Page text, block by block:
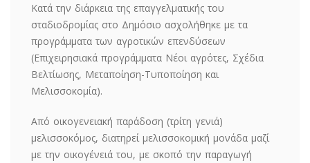
Κατά την διάρκεια της επαγγελματικής του
σταδιοδρομίας στο Δημόσιο ασχολήθηκε με τα
προγράμματα των αγροτικών επενδύσεων
(Επιχειρησιακά προγράμματα Νέοι αγρότες, Σχέδια
Βελτίωσης, Μεταποίηση-Τυποποίηση και
Μελισσοκομία).
Από οικογενειακή παράδοση (τρίτη γενιά)
μελισσοκόμος, διατηρεί μελισσοκομική μονάδα μαζί
με την οικογένειά του, με σκοπό την παραγωγή